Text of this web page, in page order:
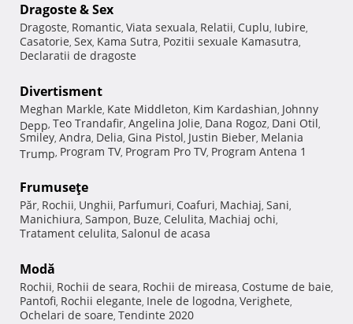
Dragoste & Sex
Dragoste, Romantic, Viata sexuala, Relatii, Cuplu, Iubire,
Casatorie, Sex, Kama Sutra, Pozitii sexuale Kamasutra,
Declaratii de dragoste
Divertisment
Meghan Markle, Kate Middleton, Kim Kardashian, Johnny
Depp, Teo Trandafir, Angelina Jolie, Dana Rogoz, Dani Otil,
Smiley, Andra, Delia, Gina Pistol, Justin Bieber, Melania
Trump, Program TV, Program Pro TV, Program Antena 1
Frumuseţe
Păr, Rochii, Unghii, Parfumuri, Coafuri, Machiaj, Sani,
Manichiura, Sampon, Buze, Celulita, Machiaj ochi,
Tratament celulita, Salonul de acasa
Modă
Rochii, Rochii de seara, Rochii de mireasa, Costume de baie,
Pantofi, Rochii elegante, Inele de logodna, Verighete,
Ochelari de soare, Tendinte 2020